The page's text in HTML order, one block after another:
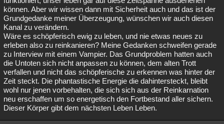
können. Aber wir wissen dann mit Sicherheit auch und das ist der
Grundgedanke meiner Überzeugung, wünschen wir auch diesen
Kanal zu verändern.
Wäre es schöpferisch ewig zu leben, und nie etwas neues zu
erleben also zu reinkanieren? Meine Gedanken schweifen gerade
zu Interview mit einem Vampier. Das Grundproblem hatten auch
die Untoten sich nicht anpassen zu können, dem alten Trott
verfallen und nicht das schöpferische zu erkennen was hinter der
Zeit steckt. Die phantastische Energie die dahintersteckt, bleibt
wohl nur jenen vorbehalten, die sich sich aus der Reinkarnation
neu erschaffen um so energetisch den Fortbestand aller sichern.
Dieser Körper gibt dem nächsten Leben Leben.